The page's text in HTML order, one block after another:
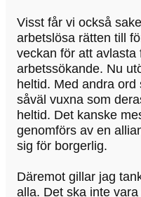
Visst får vi också
arbetslösa rätten till
veckan för att avlasta
arbetssökande. Nu
heltid. Med andra
såväl vuxna som
heltid. Det kanske
genomförs av en
sig för borgerlig.
Däremot gillar jag
alla. Det ska inte